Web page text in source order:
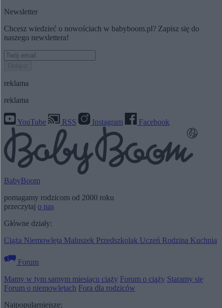
Newsletter
Chcesz wiedzieć o nowościach w babyboom.pl? Zapisz się do
naszego newslettera!
reklama
reklama
YouTube RSS Instagram Facebook
BabyBoom
pomagamy rodzicom od 2000 roku
przeczytaj o nas
Główne działy:
Ciąża Niemowlęta Maluszek Przedszkolak Uczeń Rodzina Kuchnia
Forum
Mamy w tym samym miesiącu ciąży Forum o ciąży Staramy się
Forum o niemowlętach Fora dla rodziców
Najpopularniejsze: